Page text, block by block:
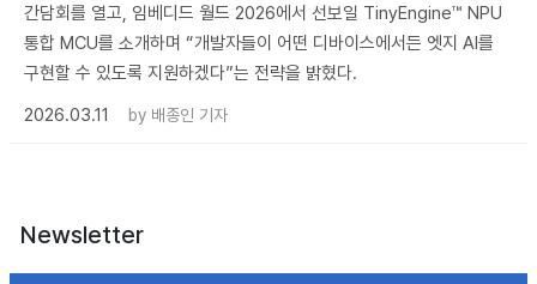
간담회를 열고, 임베디드 월드 2026에서 선보일 TinyEngine™ NPU
통합 MCU를 소개하며 “개발자들이 어떤 디바이스에서든 엣지 AI를
구현할 수 있도록 지원하겠다”는 전략을 밝혔다.
2026.03.11
by 배종인 기자
Newsletter